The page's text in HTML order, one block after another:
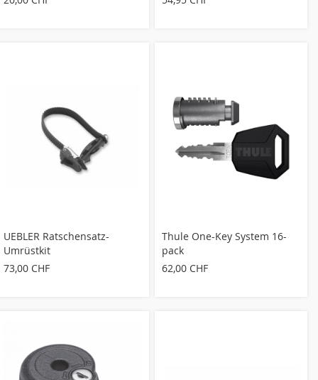
UEBLER Ratschensatz-
Umrüstkit
73,00 CHF
Thule One-Key System 16-
pack
62,00 CHF